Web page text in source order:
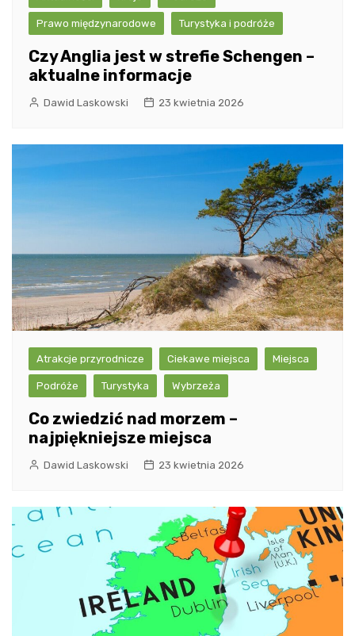
Prawo międzynarodowe Turystyka i podróże
Czy Anglia jest w strefie Schengen –
aktualne informacje
Dawid Laskowski 23 kwietnia 2026
Atrakcje przyrodnicze Ciekawe miejsca Miejsca
Podróże Turystyka Wybrzeża
Co zwiedzić nad morzem –
najpiękniejsze miejsca
Dawid Laskowski 23 kwietnia 2026